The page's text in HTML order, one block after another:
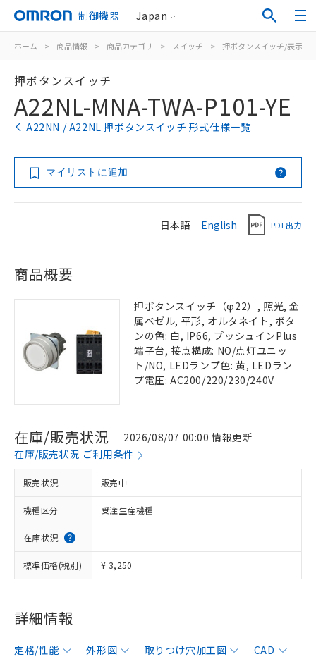
制御機器 Japan
ホーム > 商品情報 > 商品カテゴリ > スイッチ > 押ボタンスイッチ/表示灯
押ボタンスイッチ
A22NL-MNA-TWA-P101-YE
A22NN / A22NL 押ボタンスイッチ 形式仕様一覧
マイリストに追加
日本語 English PDF出力
商品概要
押ボタンスイッチ（φ22）, 照光, 金
属ベゼル, 平形, オルタネイト, ボタ
ンの色: 白, IP66, プッシュインPlus
端子台, 接点構成: NO/点灯ユニッ
ト/NO, LEDランプ色: 黄, LEDラン
プ電圧: AC200/220/230/240V
在庫/販売状況
2026/08/07 00:00 情報更新
在庫/販売状況 ご利用条件
販売状況 販売中
機種区分 受注生産機種
在庫状況
標準価格(税別) ¥ 3,250
詳細情報
定格/性能 外形図 取りつけ穴加工図
CAD